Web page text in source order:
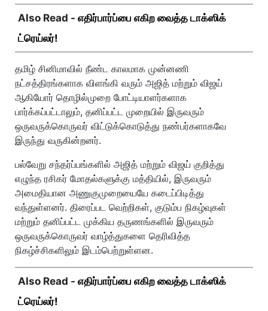
Also Read - எதிர்பார்ப்பை எகிற வைத்த டாக்ஸிக்
ட்ரெய்லர்!
தமிழ் சினிமாவில் நீண்ட காலமாக முன்னணி
நட்சத்திரங்களாக விளங்கி வரும் அஜித் மற்றும் விஜய்
ஆகியோர் தொழில்முறை போட்டியாளர்களாக
பார்க்கப்பட்டாலும், தனிப்பட்ட முறையில் இருவரும்
ஒருவருக்கொருவர் விட்டுக்கொடுத்து நண்பர்களாகவே
இருந்து வருகின்றனர்.
பல்வேறு சந்தர்ப்பங்களில் அஜித் மற்றும் விஜய் குறித்து
எழுந்த ரசிகர் மோதல்களுக்கு மத்தியில், இருவரும்
அமைதியான அணுகுமுறையையே கடைப்பிடித்து
வந்துள்ளனர். திரைப்பட வெற்றிகள், குடும்ப நிகழ்வுகள்
மற்றும் தனிப்பட்ட முக்கிய தருணங்களில் இருவரும்
ஒருவருக்கொருவர் வாழ்த்துகளை தெரிவித்த
நிகழ்ச்சிகளிலும் இடம்பெற்றுள்ளன.
Also Read - எதிர்பார்ப்பை எகிற வைத்த டாக்ஸிக்
ட்ரெய்லர்!